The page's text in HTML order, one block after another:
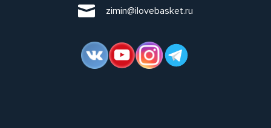
zimin@ilovebasket.ru